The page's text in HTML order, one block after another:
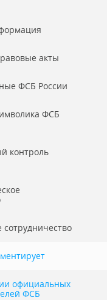
акты
ФСБ России
ФСБ
контроль
официальных
ФСБ